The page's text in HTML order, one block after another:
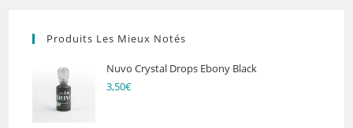
Produits Les Mieux Notés
Nuvo Crystal Drops Ebony Black
3,50€